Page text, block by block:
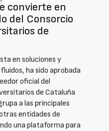
convierte en
del Consorcio
de
en soluciones y
ha sido aprobada
oficial del
de Cataluña
a las principales
entidades de
una plataforma para